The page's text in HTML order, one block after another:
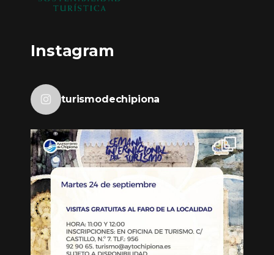
Instagram
turismodechipiona